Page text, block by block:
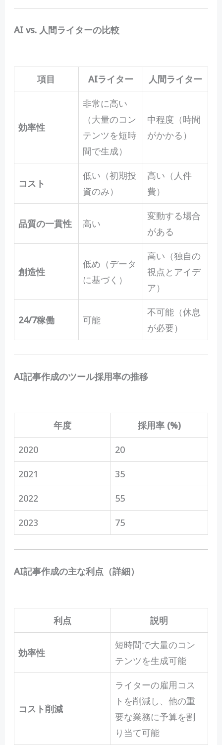
AI vs. 人間ライターの比較
項目 AIライター 人間ライター
効率性
非常に高い
（大量のコン
テンツを短時
間で生成）
中程度（時間
がかかる）
コスト
低い（初期投
資のみ）
高い（人件
費）
品質の一貫性 高い
変動する場合
がある
創造性
低め（データ
に基づく）
高い（独自の
視点とアイデ
ア）
24/7稼働 可能
不可能（休息
が必要）
AI記事作成のツール採用率の推移
年度 採用率 (%)
2020 20
2021 35
2022 55
2023 75
AI記事作成の主な利点（詳細）
利点 説明
効率性
短時間で大量のコン
テンツを生成可能
コスト削減
ライターの雇用コス
トを削減し、他の重
要な業務に予算を割
り当て可能